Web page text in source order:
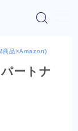
商品×Amazon)
ートナ